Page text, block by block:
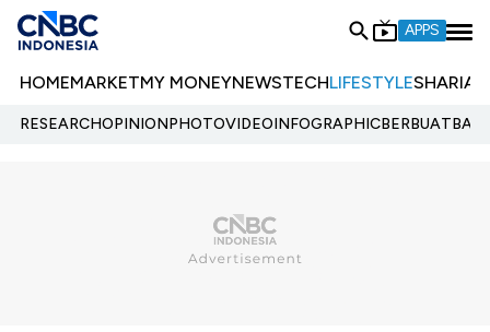
APPS
HOMEMARKETMY MONEYNEWSTECHLIFESTYLESHARIA
RESEARCHOPINIONPHOTOVIDEOINFOGRAPHIC